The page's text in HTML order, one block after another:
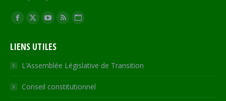
Trouvez nous sur :
Facebook
opens
in
new
window
X
opens
in
new
window
YouTube
opens
in
new
window
RSS
in
new
window
Site
opens
in
new
LIENS UTILES
L’Assemblée Législative de Transition
Conseil constitutionnel